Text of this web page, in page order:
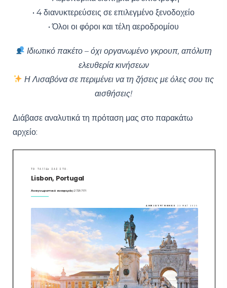
• 4 διανυκτερεύσεις σε επιλεγμένο ξενοδοχείο
• Όλοι οι φόροι και τέλη αεροδρομίου
Ιδιωτικό πακέτο – όχι οργανωμένο γκρουπ, απόλυτη
ελευθερία κινήσεων
Η Λισαβόνα σε περιμένει να τη ζήσεις με όλες σου τις
αισθήσεις!
Διάβασε αναλυτικά τη πρόταση μας στο παρακάτω
αρχείο: